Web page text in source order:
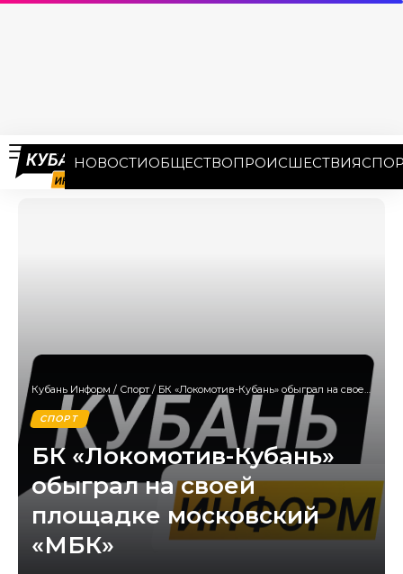
НОВОСТИОБЩЕСТВОПРОИСШЕСТВИЯ
Кубань Информ / Спорт / БК «Локомотив-Кубань» обыграл на своей площадке московский «МБК»
СПОРТ
БК «Локомотив-Кубань»
обыграл на своей
площадке московский
«МБК»